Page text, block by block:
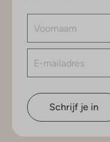
Schrijf je in